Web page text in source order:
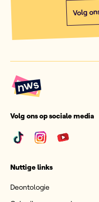
Volg
Volg ons op sociale media
Nuttige links
Deontologie